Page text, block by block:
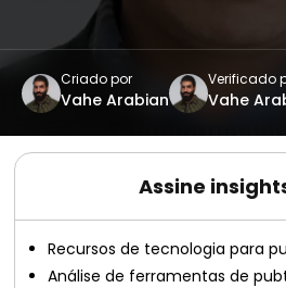
Criado por
Vahe Arabian
Verificado
Vahe
Assine
Recursos de tecnologia para
Análise de ferramentas de